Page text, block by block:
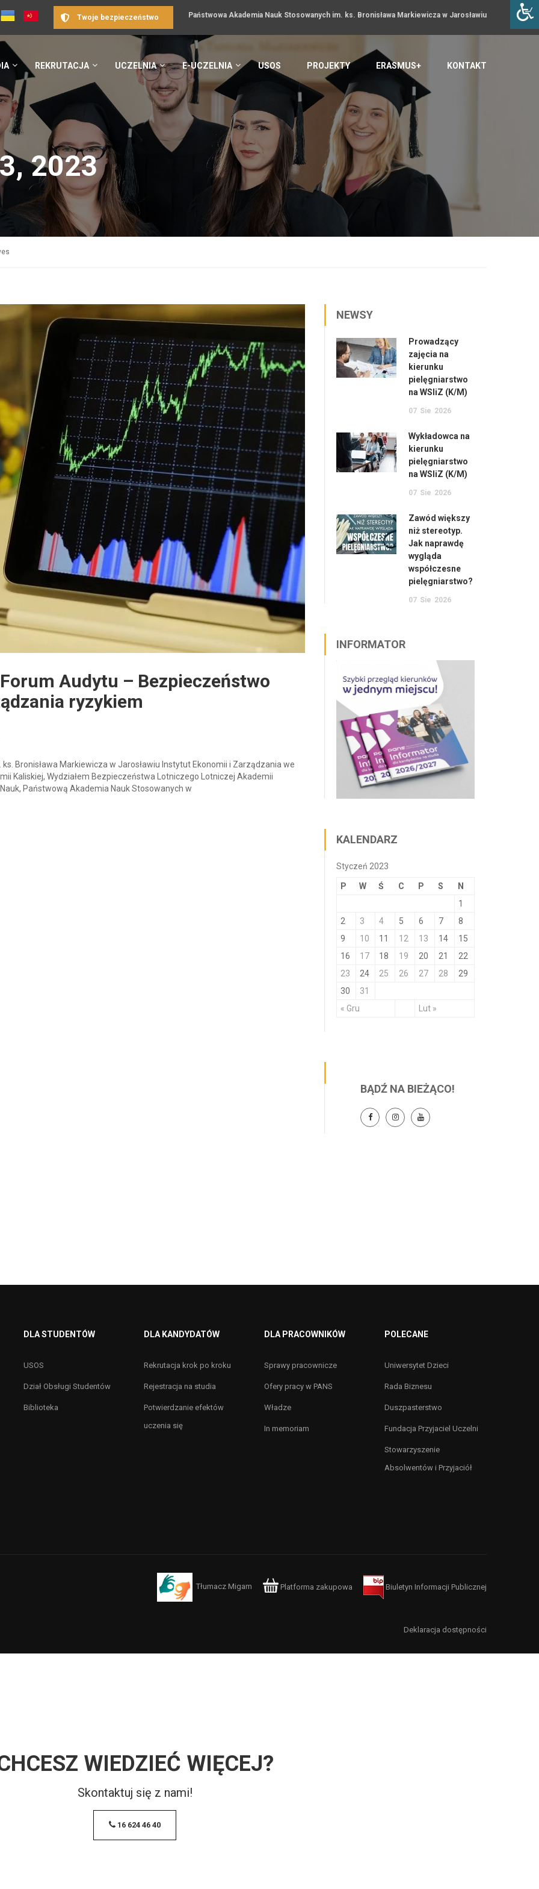
Państwowa Akademia Nauk Stosowanych im. ks. Bronisława Markiewicza w Jarosławiu
Twoje bezpieczeństwo
REKRUTACJA UCZELNIA E-UCZELNIA USOS PROJEKTY ERASMUS+ KONTAKT
2023
Audytu – Bezpieczeństwo
ryzykiem
Bronisława Markiewicza w Jarosławiu Instytut Ekonomii i Zarządzania we
Kaliskiej, Wydziałem Bezpieczeństwa Lotniczego Lotniczej Akademii
Państwową Akademia Nauk Stosowanych w
NEWSY
Prowadzący
zajęcia na
kierunku
pielęgniarstwo
na WSIiZ (K/M)
07 Sie 2026
Wykładowca na
kierunku
pielęgniarstwo
na WSIiZ (K/M)
07 Sie 2026
Zawód większy
niż stereotyp.
Jak naprawdę
wygląda
współczesne
pielęgniarstwo?
07 Sie 2026
INFORMATOR
KALENDARZ
Styczeń 2023
P W Ś C P S N
« Gru Lut »
1
2
3 4 5 6 7
8
9
10 11 12 13 14
15
16
17 18 19 20 21
22
23
24 25 26 27 28
29
30
31
BĄDŹ NA BIEŻĄCO!
DLA STUDENTÓW
USOS
Dział Obsługi Studentów
Biblioteka
DLA KANDYDATÓW
Rekrutacja krok po kroku
Rejestracja na studia
Potwierdzanie efektów
uczenia się
DLA PRACOWNIKÓW
Sprawy pracownicze
Ofery pracy w PANS
Władze
In memoriam
POLECANE
Uniwersytet Dzieci
Rada Biznesu
Duszpasterstwo
Fundacja Przyjaciel Uczelni
Stowarzyszenie
Absolwentów i Przyjaciół
Tłumacz Migam Platforma zakupowa Biuletyn Informacji Publicznej
Deklaracja dostępności
WIEDZIEĆ WIĘCEJ?
Skontaktuj się z nami!
16 624 46 40